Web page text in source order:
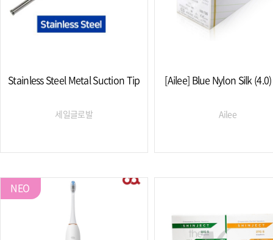
Stainless Steel Metal Suction Tip
세일글로발
[Ailee] Blue Nylon Silk
Ailee
NEO